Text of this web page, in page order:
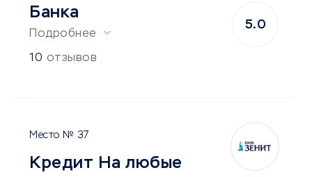
Банка
Подробнее
10 отзывов
5.0
37
Кредит На любые